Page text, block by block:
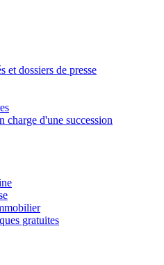
et dossiers de presse
charge d'une succession
gratuites